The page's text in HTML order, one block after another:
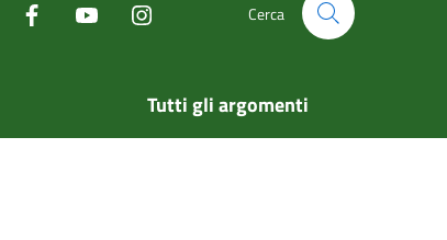
Cerca
Tutti gli argomenti